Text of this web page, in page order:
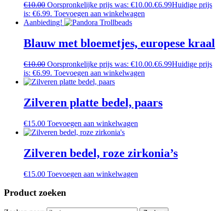
€10.00 Oorspronkelijke prijs was: €10.00.€6.99Huidige prijs
is: €6.99. Toevoegen aan winkelwagen
Aanbieding!
Blauw met bloemetjes, europese kraal
€10.00 Oorspronkelijke prijs was: €10.00.€6.99Huidige prijs
is: €6.99. Toevoegen aan winkelwagen
Zilveren platte bedel, paars
€15.00 Toevoegen aan winkelwagen
Zilveren bedel, roze zirkonia’s
€15.00 Toevoegen aan winkelwagen
Product zoeken